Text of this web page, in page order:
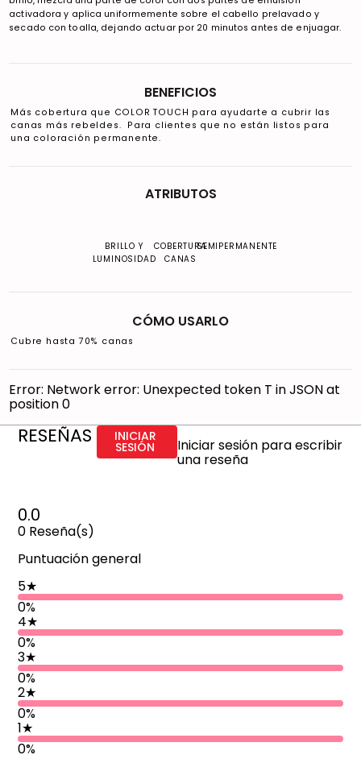
activadora y aplica uniformemente sobre el cabello prelavado y
secado con toalla, dejando actuar por 20 minutos antes de enjuagar.
BENEFICIOS
Más cobertura que COLOR TOUCH para ayudarte a cubrir las
canas más rebeldes. Para clientes que no están listos para
una coloración permanente.
ATRIBUTOS
BRILLO Y
LUMINOSIDAD
COBERTURA
CANAS
SEMIPERMANENTE
CÓMO USARLO
Cubre hasta 70% canas
Error: Network error: Unexpected token T in JSON at
position 0
RESEÑAS INICIAR
SESIÓN Iniciar sesión para escribir
una reseña
0.0
0 Reseña(s)
Puntuación general
5★
0%
4★
0%
3★
0%
2★
0%
1★
0%